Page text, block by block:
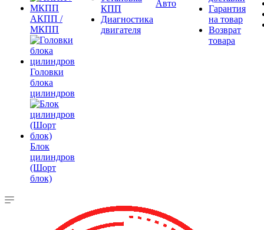
АКПП /
МКПП
Головки
блока
цилиндров
Блок
цилиндров
(Шорт
блок)
КПП
Диагностика
двигателя
Авто
Гарантия
на товар
Возврат
товара